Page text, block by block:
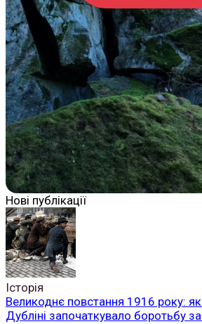
Нові публікації
Історія
Великоднє повстання 1916 року:
Дубліні започаткувало боротьбу